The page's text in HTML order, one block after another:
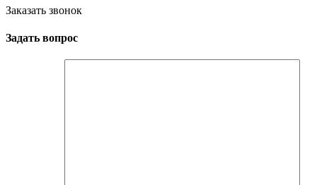
Заказать звонок
Задать вопрос